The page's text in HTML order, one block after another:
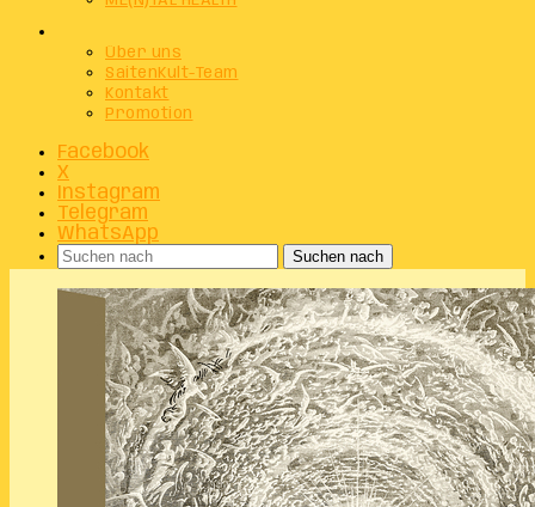
Über uns
SaitenKult-Team
Kontakt
Promotion
Facebook
X
Instagram
Telegram
WhatsApp
Suchen nach